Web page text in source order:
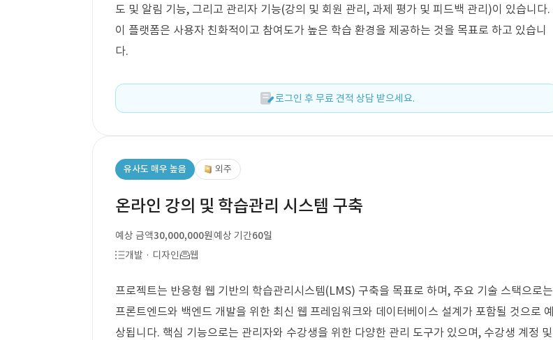
도 및 알림 기능, 그리고 관리자 기능(강의 및 회원 관리, 과제 평가 및 피드백 관리)이 있습니다.
이 플랫폼은 사용자 친화적이고 참여도가 높은 학습 환경을 제공하는 것을 목표로 하고 있습니
다.
로그인 후 무료 견적 상담 받으세요.
유사도 매우 높음 외주
온라인 강의 및 학습관리 시스템 구축
예상 금액30,000,000원예상 기간60일
개발 · 디자인
웹
프로젝트는 반응형 웹 기반의 학습관리시스템(LMS) 구축을 목표로 하며, 주요 기술 스택으로는
프론트엔드와 백엔드 개발을 위한 최신 웹 프레임워크와 데이터베이스 설계가 포함될 것으로 예
상됩니다. 핵심 기능으로는 관리자와 수강생을 위한 다양한 관리 도구가 있으며, 수강생 계정 및